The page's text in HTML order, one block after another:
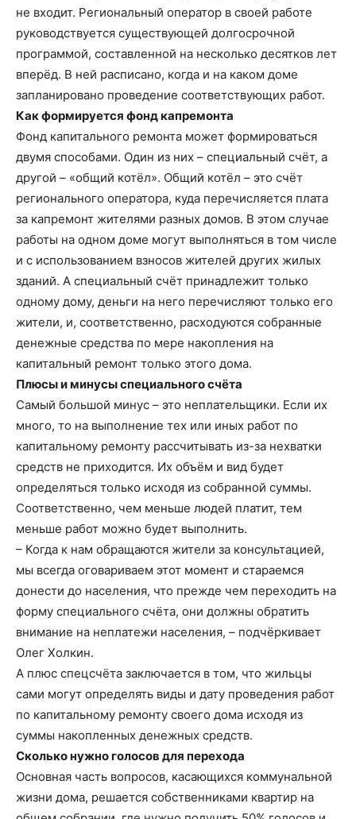
не входит. Региональный оператор в своей работе
руководствуется существующей долгосрочной
программой, составленной на несколько десятков лет
вперёд. В ней расписано, когда и на каком доме
запланировано проведение соответствующих работ.
Как формируется фонд капремонта
Фонд капитального ремонта может формироваться
двумя способами. Один из них – специальный счёт, а
другой – «общий котёл». Общий котёл – это счёт
регионального оператора, куда перечисляется плата
за капремонт жителями разных домов. В этом случае
работы на одном доме могут выполняться в том числе
и с использованием взносов жителей других жилых
зданий. А специальный счёт принадлежит только
одному дому, деньги на него перечисляют только его
жители, и, соответственно, расходуются собранные
денежные средства по мере накопления на
капитальный ремонт только этого дома.
Плюсы и минусы специального счёта
Самый большой минус – это неплательщики. Если их
много, то на выполнение тех или иных работ по
капитальному ремонту рассчитывать из-за нехватки
средств не приходится. Их объём и вид будет
определяться только исходя из собранной суммы.
Соответственно, чем меньше людей платит, тем
меньше работ можно будет выполнить.
– Когда к нам обращаются жители за консультацией,
мы всегда оговариваем этот момент и стараемся
донести до населения, что прежде чем переходить на
форму специального счёта, они должны обратить
внимание на неплатежи населения, – подчёркивает
Олег Холкин.
А плюс спецсчёта заключается в том, что жильцы
сами могут определять виды и дату проведения работ
по капитальному ремонту своего дома исходя из
суммы накопленных денежных средств.
Сколько нужно голосов для перехода
Основная часть вопросов, касающихся коммунальной
жизни дома, решается собственниками квартир на